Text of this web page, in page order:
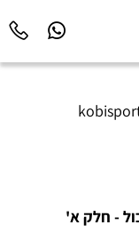
- חלק א'